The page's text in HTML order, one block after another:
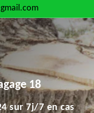
18
sur 7j/7 en cas